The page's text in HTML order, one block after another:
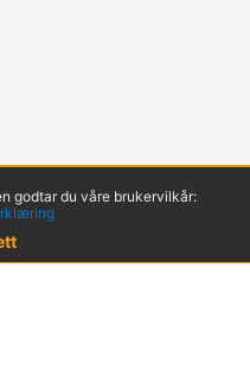
godtar du våre brukervilkår: